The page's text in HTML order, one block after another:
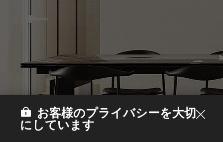
お客様のプライバシーを大切
にしています